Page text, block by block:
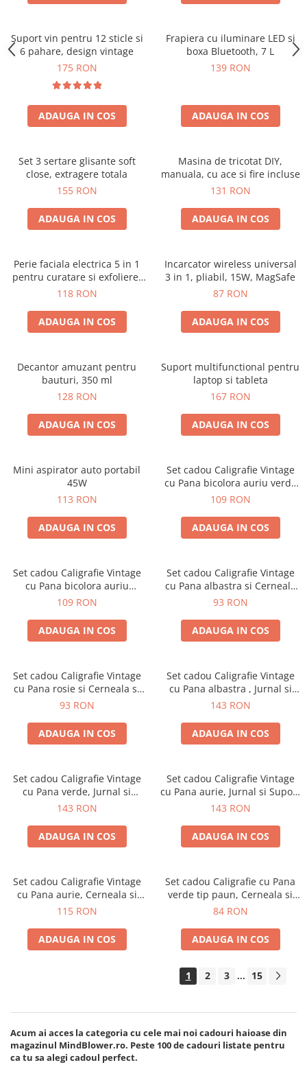
Suport vin pentru 12 sticle si
6 pahare, design vintage
175 RON
ADAUGA IN COS
Frapiera cu iluminare LED si
boxa Bluetooth, 7 L
139 RON
ADAUGA IN COS
Set 3 sertare glisante soft
close, extragere totala
155 RON
ADAUGA IN COS
Masina de tricotat DIY,
manuala, cu ace si fire incluse
131 RON
ADAUGA IN COS
Perie faciala electrica 5 in 1
pentru curatare si exfoliere,
cu vibratii, reincarcabila
118 RON
ADAUGA IN COS
Incarcator wireless universal
3 in 1, pliabil, 15W, MagSafe
87 RON
ADAUGA IN COS
Decantor amuzant pentru
bauturi, 350 ml
128 RON
ADAUGA IN COS
Suport multifunctional pentru
laptop si tableta
167 RON
ADAUGA IN COS
Mini aspirator auto portabil
45W
113 RON
ADAUGA IN COS
Set cadou Caligrafie Vintage
cu Pana bicolora auriu verde
si Accesorii pentru Sigiliu, 5
109 RON
ADAUGA IN COS
Set cadou Caligrafie Vintage
cu Pana bicolora auriu
albastru si Accesorii pentru
109 RON
ADAUGA IN COS
Set cadou Caligrafie Vintage
cu Pana albastra si Cerneala
si Accesorii, 7 piese
93 RON
ADAUGA IN COS
Set cadou Caligrafie Vintage
cu Pana rosie si Cerneala si
Accesorii, 7 piese
93 RON
ADAUGA IN COS
Set cadou Caligrafie Vintage
cu Pana albastra , Jurnal si
Suport pentru stilou, 9 piese
143 RON
ADAUGA IN COS
Set cadou Caligrafie Vintage
cu Pana verde, Jurnal si
Suport pentru stilou, 9 piese
143 RON
ADAUGA IN COS
Set cadou Caligrafie Vintage
cu Pana aurie, Jurnal si Suport
pentru stilou, 9 piese
143 RON
ADAUGA IN COS
Set cadou Caligrafie Vintage
cu Pana aurie, Cerneala si
Stampila, 5 piese
115 RON
ADAUGA IN COS
Set cadou Caligrafie cu Pana
verde tip paun, Cerneala si
Cutie Vintage, 3 piese
84 RON
ADAUGA IN COS
1 2 3 ... 15
Acum ai acces la categoria cu cele mai noi cadouri haioase din
magazinul MindBlower.ro. Peste 100 de cadouri listate pentru
ca tu sa alegi cadoul perfect.